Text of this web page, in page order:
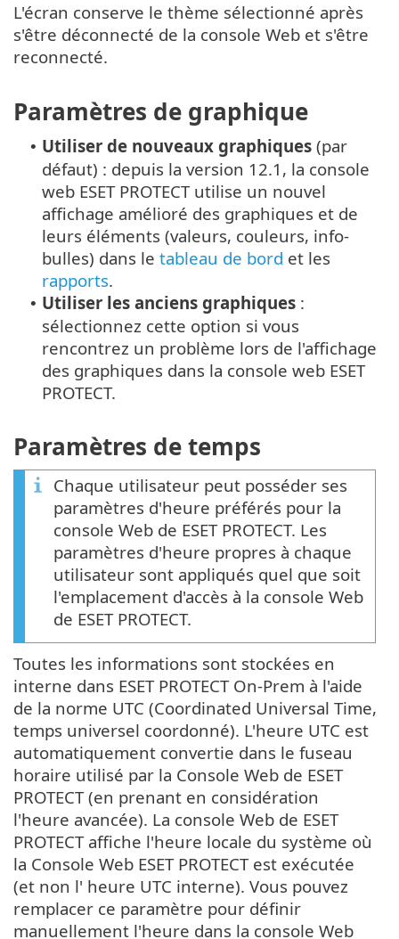
L'écran conserve le thème sélectionné après
s'être déconnecté de la console Web et s'être
reconnecté.
Paramètres de graphique
• Utiliser de nouveaux graphiques (par
défaut) : depuis la version 12.1, la console
web ESET PROTECT utilise un nouvel
affichage amélioré des graphiques et de
leurs éléments (valeurs, couleurs, info-
bulles) dans le tableau de bord et les
rapports.
• Utiliser les anciens graphiques :
sélectionnez cette option si vous
rencontrez un problème lors de l'affichage
des graphiques dans la console web ESET
PROTECT.
Paramètres de temps
Chaque utilisateur peut posséder ses
paramètres d'heure préférés pour la
console Web de ESET PROTECT. Les
paramètres d'heure propres à chaque
utilisateur sont appliqués quel que soit
l'emplacement d'accès à la console Web
de ESET PROTECT.
Toutes les informations sont stockées en
interne dans ESET PROTECT On-Prem à l'aide
de la norme UTC (Coordinated Universal Time,
temps universel coordonné). L'heure UTC est
automatiquement convertie dans le fuseau
horaire utilisé par la Console Web de ESET
PROTECT (en prenant en considération
l'heure avancée). La console Web de ESET
PROTECT affiche l'heure locale du système où
la Console Web ESET PROTECT est exécutée
(et non l' heure UTC interne). Vous pouvez
remplacer ce paramètre pour définir
manuellement l'heure dans la console Web